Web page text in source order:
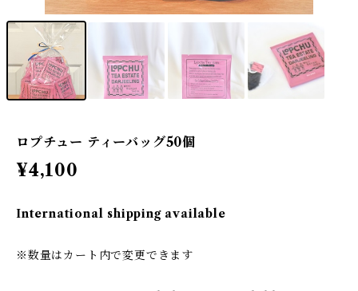
ロプチュー ティーバッグ50個
¥4,100
International shipping available
※数量はカート内で変更できます